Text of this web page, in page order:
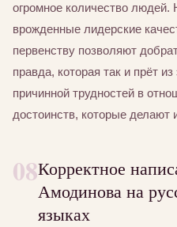
огромное количество людей.
врожденные лидерские
первенству позволяют
правда, которая так и прёт
причинной трудностей в
достоинств, которые делают
08Корректное
Амодинова на
языках